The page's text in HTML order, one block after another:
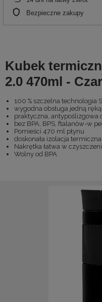
Bezpieczne zakupy
Kubek
2.0 470ml -
100 % szczelna technologia
wygodna obsługa jedną ręką
praktyczna, antypoślizgowa
bez BPA, BPS, ftalanów-w
Pomieści 470 ml płynu
doskonała izolacja
Nakrętka łatwa w
Wolny od BPA